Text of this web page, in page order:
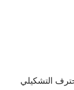
التشكيلي